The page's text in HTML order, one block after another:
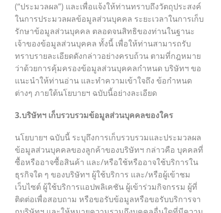
(“ประมวลผล”) และเพื่อแจ้งให้ท่านทราบถึงวัตถุประสงค์
ในการประมวลผลข้อมูลส่วนบุคคล ระยะเวลาในการเก็บ
รักษาข้อมูลส่วนบุคคล ตลอดจนสิทธิของท่านในฐานะ
เจ้าของข้อมูลส่วนบุคคล ทั้งนี้ เพื่อให้ท่านสามารถรับ
ทราบรายละเอียดดังกล่าวอย่างครบถ้วน ตามที่กฎหมาย
ว่าด้วยการคุ้มครองข้อมูลส่วนบุคคลกำหนด บริษัทฯ ขอ
แนะนำให้ท่านอ่าน และทำความเข้าใจถึง ข้อกำหนด
ต่างๆ ภายใต้นโยบายฯ ฉบับนี้อย่างละเอียด
3.บริษัทฯ เก็บรวบรวมข้อมูลส่วนบุคคลของใคร
นโยบายฯ ฉบับนี้ ระบุถึงการเก็บรวบรวมและประมวลผล
ข้อมูลส่วนบุคคลของลูกค้าของบริษัทฯ กล่าวคือ บุคคลที่
ซื้อหรืออาจซื้อสินค้า และ/หรือใช้หรืออาจใช้บริการใน
ธุรกิจใด ๆ ของบริษัทฯ ผู้ใช้บริการ และ/หรือผู้เข้าชม
เว็บไซต์ ผู้ใช้บริการแอปพลิเคชัน ผู้เข้าร่วมกิจกรรม ผู้ที่
ติดต่อเพื่อสอบถาม หรือขอรับข้อมูลหรือขอรับบริการจา